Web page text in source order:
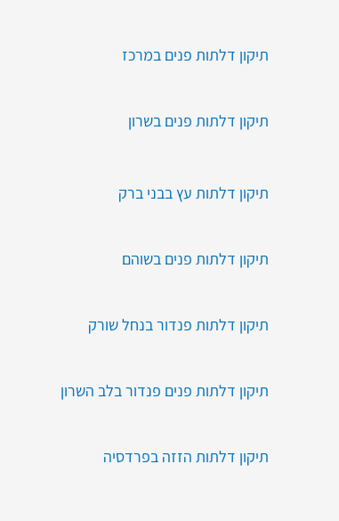
תיקון דלתות פנים במרכז
תיקון דלתות פנים בשרון
תיקון דלתות עץ בבני ברק
תיקון דלתות פנים בשוהם
תיקון דלתות פנדור בנחל שורק
תיקון דלתות פנים פנדור בלב השרון
תיקון דלתות הזזה בפרדסיה